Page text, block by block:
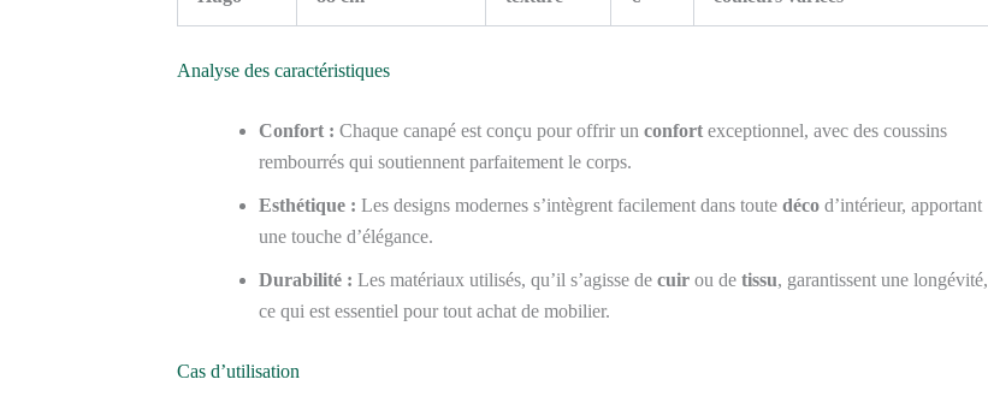
Analyse des caractéristiques
Confort : Chaque canapé est conçu pour offrir un confort exceptionnel, avec des coussins
rembourrés qui soutiennent parfaitement le corps.
Esthétique : Les designs modernes s’intègrent facilement dans toute déco d’intérieur, apportant
une touche d’élégance.
Durabilité : Les matériaux utilisés, qu’il s’agisse de cuir ou de tissu, garantissent une longévité,
ce qui est essentiel pour tout achat de mobilier.
Cas d’utilisation